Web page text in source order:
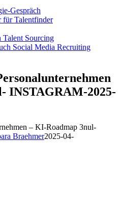
Gespräch
für Talentfinder
Talent Sourcing
Social Media Recruiting
INSTAGRAM-2025-
– KI-Roadmap 3nul-
Braehmer2025-04-